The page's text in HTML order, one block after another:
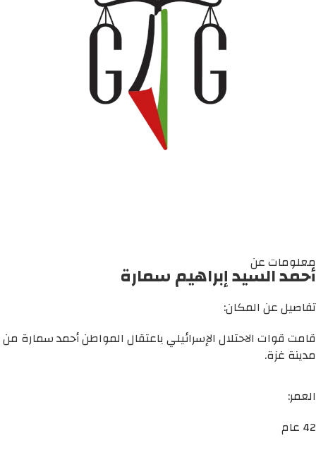
معلومات عن
أحمد السيد إبراهيم سمارة
تفاصيل عن المكان:
قامت قوات الاحتلال الإسرائيلي باعتقال المواطن أحمد سمارة من
مدينة غزة.
العمر:
42 عام